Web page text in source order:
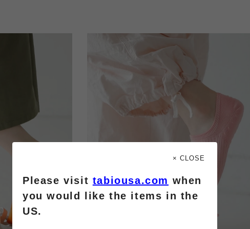
× CLOSE
Please visit tabiousa.com when
you would like the items in the
US.